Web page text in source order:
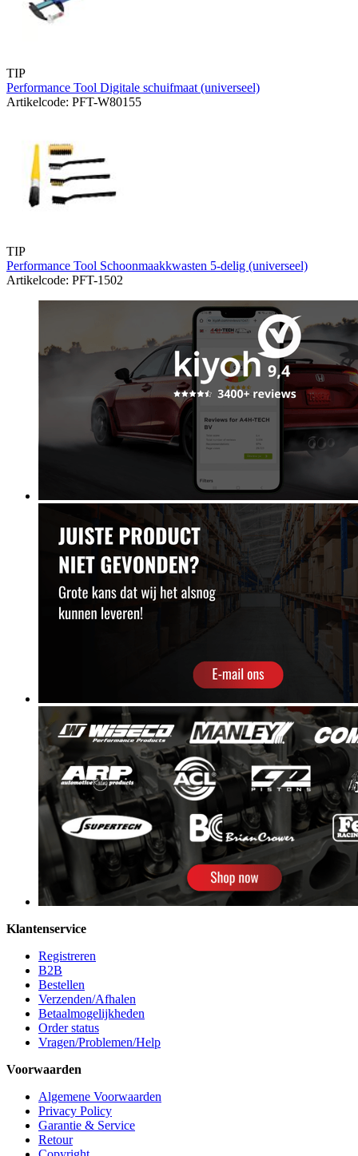
TIP
Performance Tool Digitale schuifmaat (universeel)
Artikelcode: PFT-W80155
TIP
Performance Tool Schoonmaakkwasten 5-delig (universeel)
Artikelcode: PFT-1502
Klantenservice
Registreren
B2B
Bestellen
Verzenden/Afhalen
Betaalmogelijkheden
Order status
Vragen/Problemen/Help
Voorwaarden
Algemene Voorwaarden
Privacy Policy
Garantie & Service
Retour